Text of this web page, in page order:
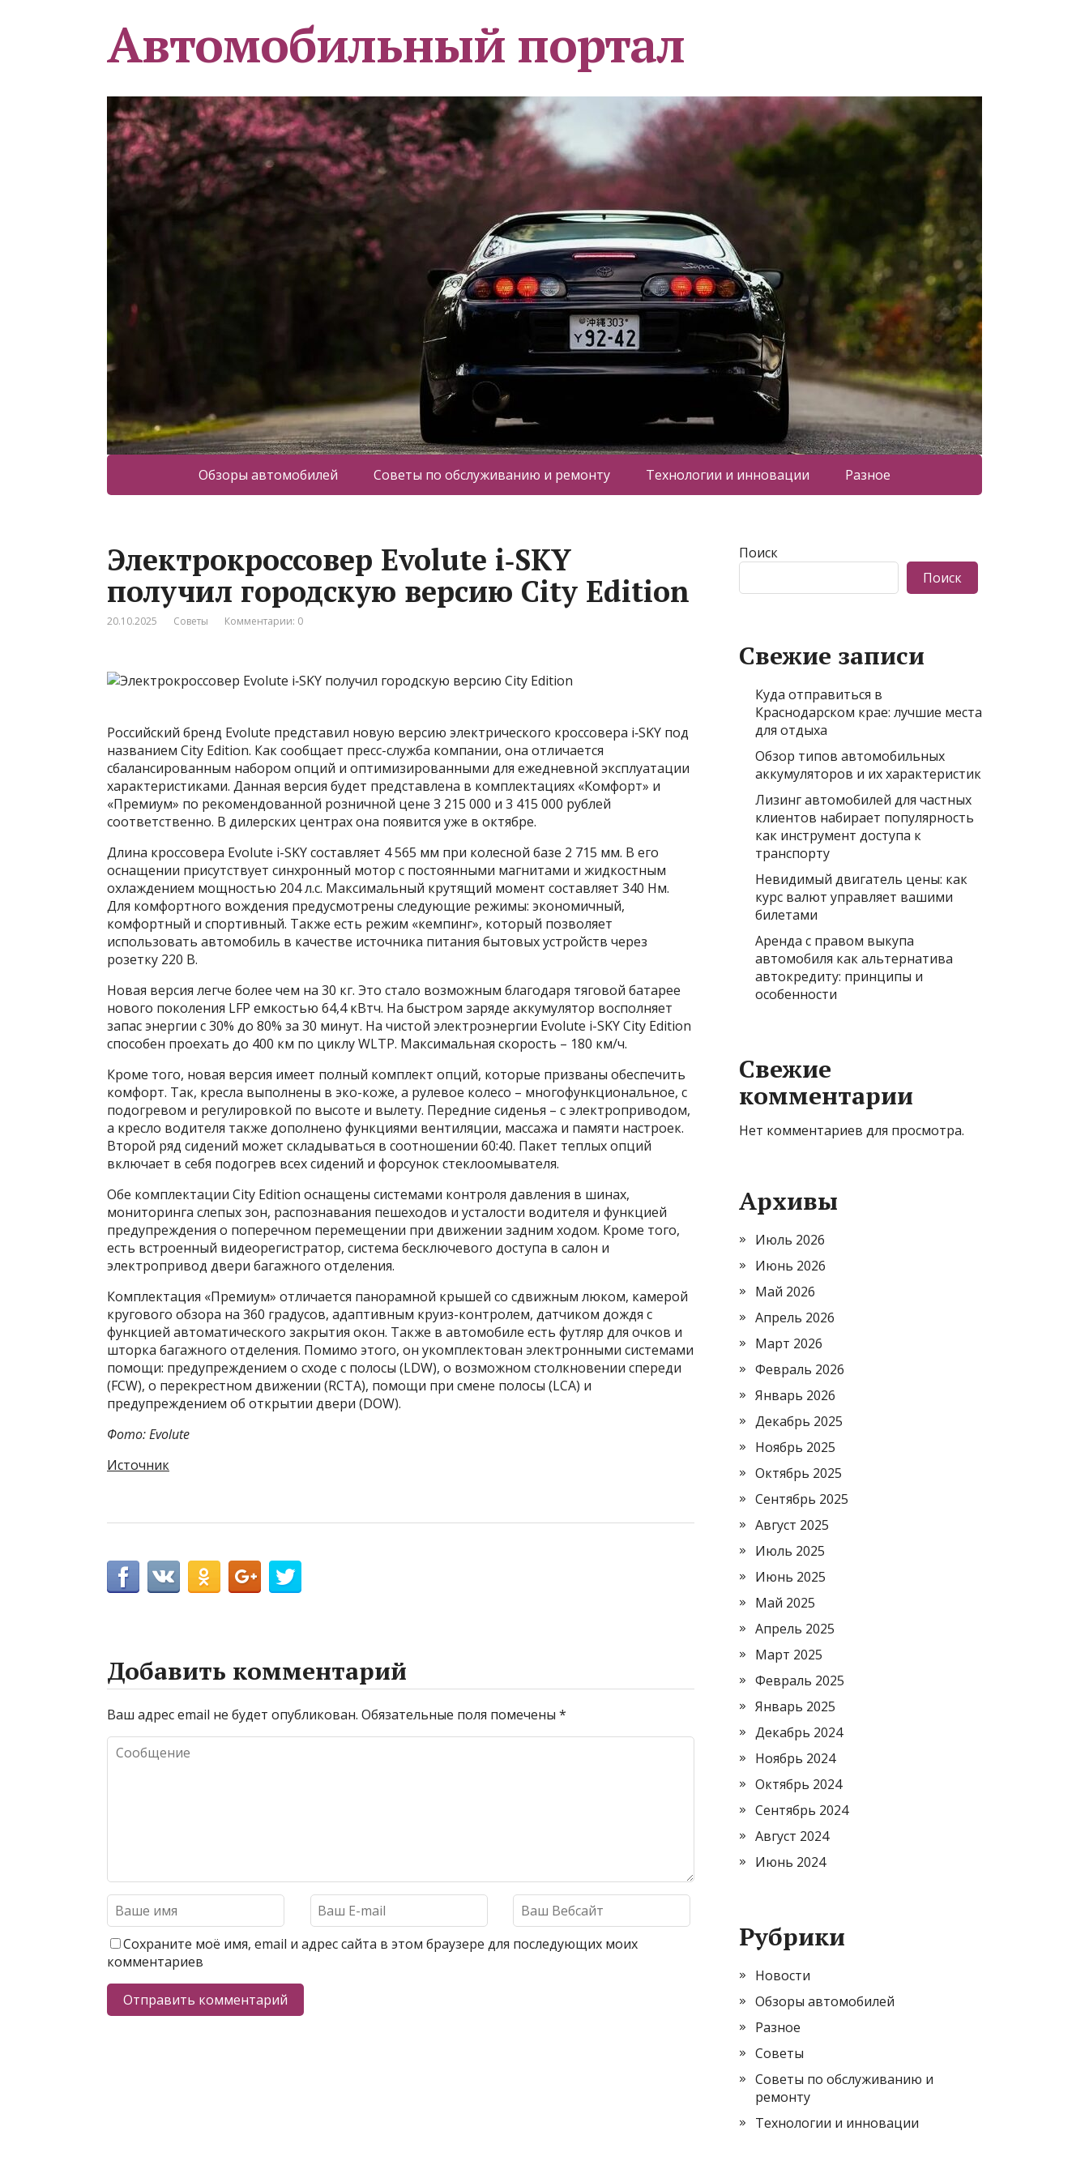
Автомобильный портал
Обзоры автомобилей Советы по обслуживанию и ремонту Технологии и инновации Разное
Электрокроссовер Evolute i‑SKY
получил городскую версию City Edition
20.10.2025 Советы Комментарии: 0
Российский бренд Evolute представил новую версию электрического кроссовера i‑SKY под
названием City Edition. Как сообщает пресс-служба компании, она отличается
сбалансированным набором опций и оптимизированными для ежедневной эксплуатации
характеристиками. Данная версия будет представлена в комплектациях «Комфорт» и
«Премиум» по рекомендованной розничной цене 3 215 000 и 3 415 000 рублей
соответственно. В дилерских центрах она появится уже в октябре.
Длина кроссовера Evolute i-SKY составляет 4 565 мм при колесной базе 2 715 мм. В его
оснащении присутствует синхронный мотор с постоянными магнитами и жидкостным
охлаждением мощностью 204 л.с. Максимальный крутящий момент составляет 340 Нм.
Для комфортного вождения предусмотрены следующие режимы: экономичный,
комфортный и спортивный. Также есть режим «кемпинг», который позволяет
использовать автомобиль в качестве источника питания бытовых устройств через
розетку 220 В.
Новая версия легче более чем на 30 кг. Это стало возможным благодаря тяговой батарее
нового поколения LFP емкостью 64,4 кВтч. На быстром заряде аккумулятор восполняет
запас энергии с 30% до 80% за 30 минут. На чистой электроэнергии Evolute i-SKY City Edition
способен проехать до 400 км по циклу WLTP. Максимальная скорость – 180 км/ч.
Кроме того, новая версия имеет полный комплект опций, которые призваны обеспечить
комфорт. Так, кресла выполнены в эко-коже, а рулевое колесо – многофункциональное, с
подогревом и регулировкой по высоте и вылету. Передние сиденья – с электроприводом,
а кресло водителя также дополнено функциями вентиляции, массажа и памяти настроек.
Второй ряд сидений может складываться в соотношении 60:40. Пакет теплых опций
включает в себя подогрев всех сидений и форсунок стеклоомывателя.
Обе комплектации City Edition оснащены системами контроля давления в шинах,
мониторинга слепых зон, распознавания пешеходов и усталости водителя и функцией
предупреждения о поперечном перемещении при движении задним ходом. Кроме того,
есть встроенный видеорегистратор, система бесключевого доступа в салон и
электропривод двери багажного отделения.
Комплектация «Премиум» отличается панорамной крышей со сдвижным люком, камерой
кругового обзора на 360 градусов, адаптивным круиз-контролем, датчиком дождя с
функцией автоматического закрытия окон. Также в автомобиле есть футляр для очков и
шторка багажного отделения. Помимо этого, он укомплектован электронными системами
помощи: предупреждением о сходе с полосы (LDW), о возможном столкновении спереди
(FCW), о перекрестном движении (RCTA), помощи при смене полосы (LCA) и
предупреждением об открытии двери (DOW).
Фото: Evolute
Источник
Добавить комментарий
Ваш адрес email не будет опубликован. Обязательные поля помечены *
Сохраните моё имя, email и адрес сайта в этом браузере для последующих моих
комментариев
Поиск
Поиск
Свежие записи
Куда отправиться в
Краснодарском крае: лучшие места
для отдыха
Обзор типов автомобильных
аккумуляторов и их характеристик
Лизинг автомобилей для частных
клиентов набирает популярность
как инструмент доступа к
транспорту
Невидимый двигатель цены: как
курс валют управляет вашими
билетами
Аренда с правом выкупа
автомобиля как альтернатива
автокредиту: принципы и
особенности
Свежие
комментарии
Нет комментариев для просмотра.
Архивы
Июль 2026
Июнь 2026
Май 2026
Апрель 2026
Март 2026
Февраль 2026
Январь 2026
Декабрь 2025
Ноябрь 2025
Октябрь 2025
Сентябрь 2025
Август 2025
Июль 2025
Июнь 2025
Май 2025
Апрель 2025
Март 2025
Февраль 2025
Январь 2025
Декабрь 2024
Ноябрь 2024
Октябрь 2024
Сентябрь 2024
Август 2024
Июнь 2024
Рубрики
Новости
Обзоры автомобилей
Разное
Советы
Советы по обслуживанию и
ремонту
Технологии и инновации